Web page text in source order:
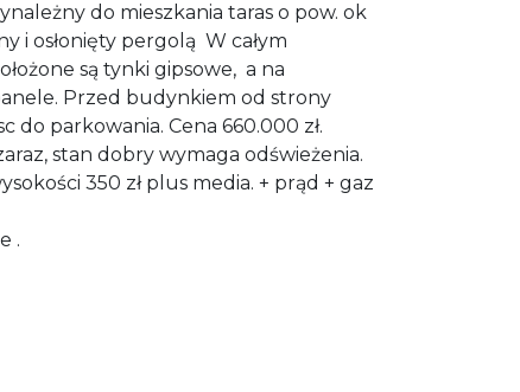
do mieszkania taras o pow. ok
i osłonięty pergolą W całym
są tynki gipsowe, a na
Przed budynkiem od strony
do parkowania. Cena 660.000 zł.
stan dobry wymaga odświeżenia.
350 zł plus media. + prąd + gaz
.